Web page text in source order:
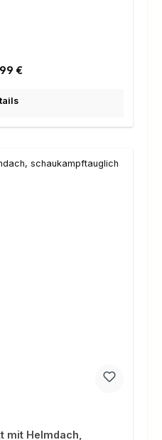
Preis:
€
mit Helmdach,